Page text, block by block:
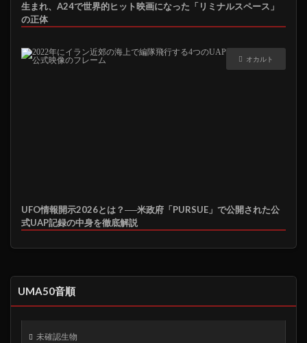
生まれ、A24で世界的ヒット映画になった「リミナルスペース」
の正体
オカルト
UFO情報開示2026とは？──米政府「PURSUE」で公開された公
式UAP記録の中身を徹底解説
UMA50音順
未確認生物